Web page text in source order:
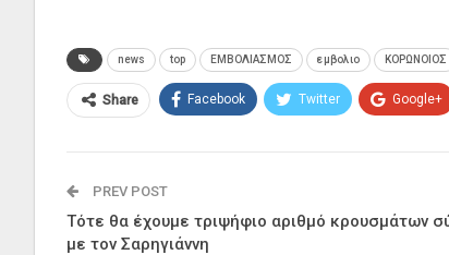
news top ΕΜΒΟΛΙΑΣΜΟΣ εμβολιο ΚΟΡΩΝΟΙΟΣ
Share Facebook Twitter Google+
PREV POST
Τότε θα έχουμε τριψήφιο αριθμό κρουσμάτων
με τον Σαρηγιάννη